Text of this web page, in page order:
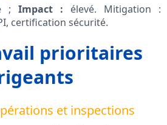
; Impact : élevé. Mitigation :
certification sécurité.
prioritaires
et inspections